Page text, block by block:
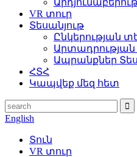
VR տուր
Տեսանյութ
Ընկերության
Արտադրության
Ապրանքներ
ՀՏՀ
Կապվեք մեզ հետ
English
Տուն
VR տուր